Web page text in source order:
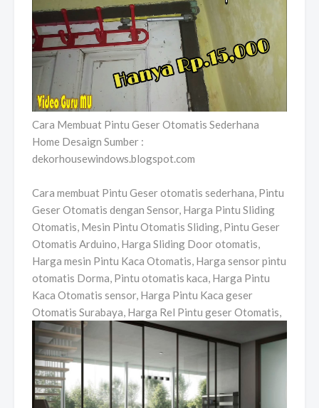
Cara Membuat Pintu Geser Otomatis Sederhana
Home Desaign Sumber :
dekorhousewindows.blogspot.com
Cara membuat Pintu Geser otomatis sederhana, Pintu
Geser Otomatis dengan Sensor, Harga Pintu Sliding
Otomatis, Mesin Pintu Otomatis Sliding, Pintu Geser
Otomatis Arduino, Harga Sliding Door otomatis,
Harga mesin Pintu Kaca Otomatis, Harga sensor pintu
otomatis Dorma, Pintu otomatis kaca, Harga Pintu
Kaca Otomatis sensor, Harga Pintu Kaca geser
Otomatis Surabaya, Harga Rel Pintu geser Otomatis,